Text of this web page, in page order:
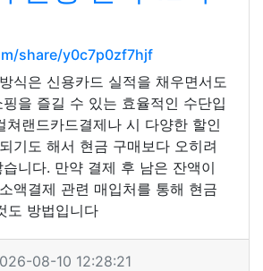
share/y0c7p0zf7hjf
식은 신용카드 실적을 채우면서도
을 즐길 수 있는 효율적인 수단입
쳐랜드카드결제나 시 다양한 할인
기도 해서 현금 구매보다 오히려
니다. 만약 결제 후 남은 잔액이
액결제 관련 매입처를 통해 현금
도 방법입니다
08-10 12:28:21